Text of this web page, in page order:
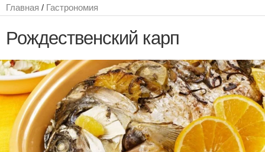
Главная / Гастрономия
Рождественский карп